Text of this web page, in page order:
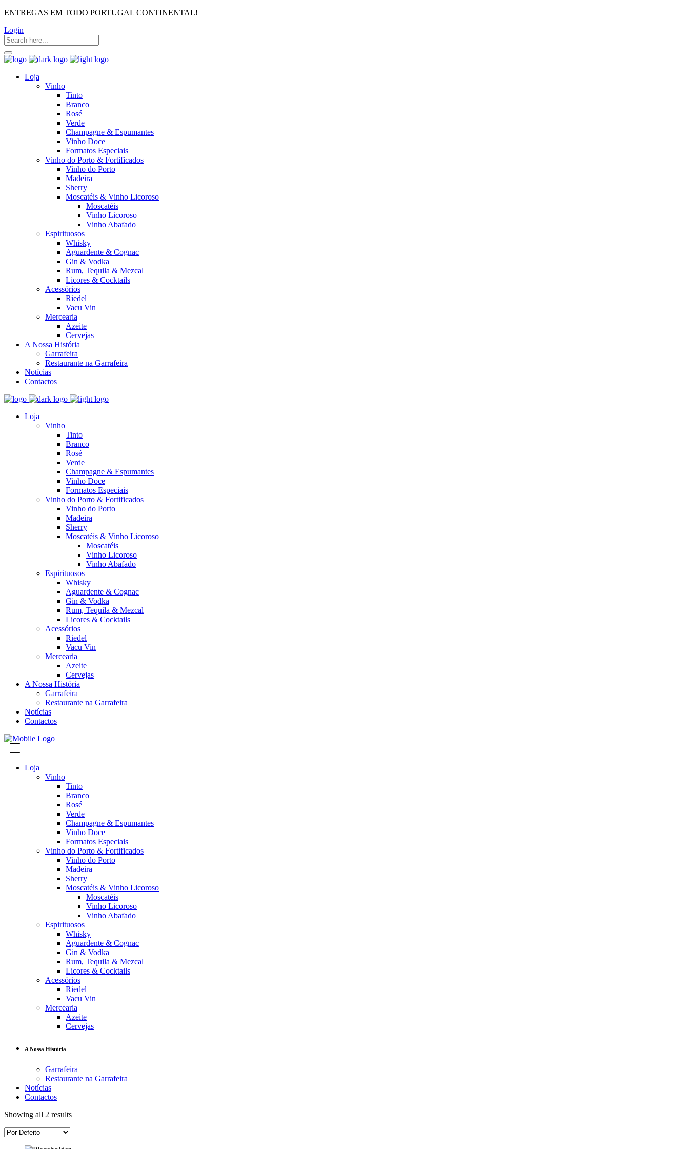
ENTREGAS EM TODO PORTUGAL CONTINENTAL!
Login
Loja
Vinho
Tinto
Branco
Rosé
Verde
Champagne & Espumantes
Vinho Doce
Formatos Especiais
Vinho do Porto & Fortificados
Vinho do Porto
Madeira
Sherry
Moscatéis & Vinho Licoroso
Moscatéis
Vinho Licoroso
Vinho Abafado
Espirituosos
Whisky
Aguardente & Cognac
Gin & Vodka
Rum, Tequila & Mezcal
Licores & Cocktails
Acessórios
Riedel
Vacu Vin
Mercearia
Azeite
Cervejas
A Nossa História
Garrafeira
Restaurante na Garrafeira
Notícias
Contactos
Loja
Vinho
Tinto
Branco
Rosé
Verde
Champagne & Espumantes
Vinho Doce
Formatos Especiais
Vinho do Porto & Fortificados
Vinho do Porto
Madeira
Sherry
Moscatéis & Vinho Licoroso
Moscatéis
Vinho Licoroso
Vinho Abafado
Espirituosos
Whisky
Aguardente & Cognac
Gin & Vodka
Rum, Tequila & Mezcal
Licores & Cocktails
Acessórios
Riedel
Vacu Vin
Mercearia
Azeite
Cervejas
A Nossa História
Garrafeira
Restaurante na Garrafeira
Notícias
Contactos
Loja
Vinho
Tinto
Branco
Rosé
Verde
Champagne & Espumantes
Vinho Doce
Formatos Especiais
Vinho do Porto & Fortificados
Vinho do Porto
Madeira
Sherry
Moscatéis & Vinho Licoroso
Moscatéis
Vinho Licoroso
Vinho Abafado
Espirituosos
Whisky
Aguardente & Cognac
Gin & Vodka
Rum, Tequila & Mezcal
Licores & Cocktails
Acessórios
Riedel
Vacu Vin
Mercearia
Azeite
Cervejas
A Nossa História
Garrafeira
Restaurante na Garrafeira
Notícias
Contactos
Showing all 2 results